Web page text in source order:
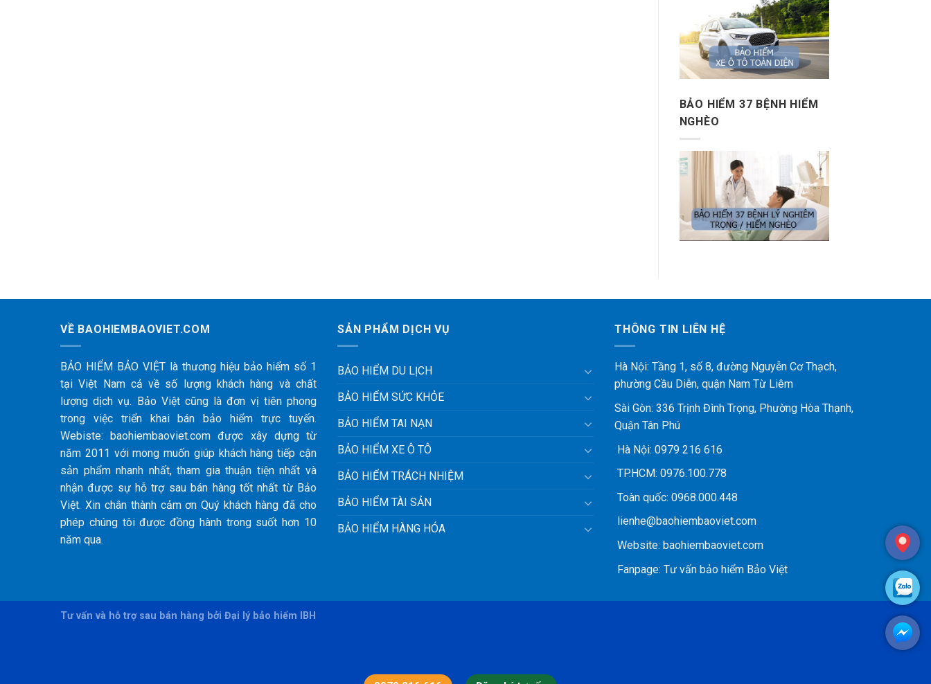
BẢO HIỂM 37 BỆNH HIỂM
NGHÈO
VỀ BAOHIEMBAOVIET.COM
BẢO HIỂM BẢO VIỆT là thương hiệu bảo hiểm số 1
tại Việt Nam cả về số lượng khách hàng và chất
lượng dịch vụ. Bảo Việt cũng là đơn vị tiên phong
trong việc triển khai bán bảo hiểm trực tuyến.
Webiste: baohiembaoviet.com được xây dựng từ
năm 2011 với mong muốn giúp khách hàng tiếp cận
sản phẩm nhanh nhất, tham gia thuận tiện nhất và
nhận được sự hỗ trợ sau bán hàng tốt nhất từ Bảo
Việt. Xin chân thành cảm ơn Quý khách hàng đã cho
phép chúng tôi được đồng hành trong suốt hơn 10
năm qua.
SẢN PHẨM DỊCH VỤ
BẢO HIỂM DU LỊCH
BẢO HIỂM SỨC KHỎE
BẢO HIỂM TAI NẠN
BẢO HIỂM XE Ô TÔ
BẢO HIỂM TRÁCH NHIỆM
BẢO HIỂM TÀI SẢN
BẢO HIỂM HÀNG HÓA
THÔNG TIN LIÊN HỆ
Hà Nội: Tầng 1, số 8, đường Nguyễn Cơ Thạch,
phường Cầu Diễn, quận Nam Từ Liêm
Sài Gòn: 336 Trịnh Đình Trọng, Phường Hòa Thạnh,
Quận Tân Phú
Hà Nội: 0979 216 616
TP.HCM: 0976.100.778
Toàn quốc: 0968.000.448
lienhe@baohiembaoviet.com
Website: baohiembaoviet.com
Fanpage: Tư vấn bảo hiểm Bảo Việt
Tư vấn và hỗ trợ sau bán hàng bởi Đại lý bảo hiểm IBH